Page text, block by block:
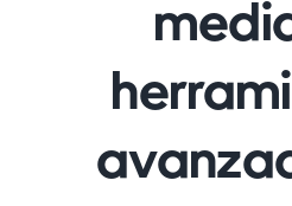
Twitter (𝕏)